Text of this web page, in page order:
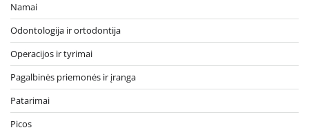
Namai
Odontologija ir ortodontija
Operacijos ir tyrimai
Pagalbinės priemonės ir įranga
Patarimai
Picos